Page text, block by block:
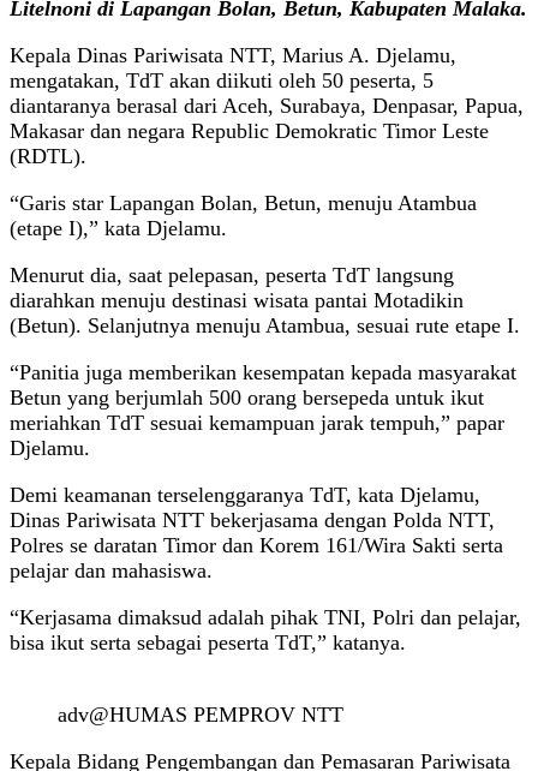
Litelnoni di Lapangan Bolan, Betun, Kabupaten Malaka.
Kepala Dinas Pariwisata NTT, Marius A. Djelamu,
mengatakan, TdT akan diikuti oleh 50 peserta, 5
diantaranya berasal dari Aceh, Surabaya, Denpasar, Papua,
Makasar dan negara Republic Demokratic Timor Leste
(RDTL).
“Garis star Lapangan Bolan, Betun, menuju Atambua
(etape I),” kata Djelamu.
Menurut dia, saat pelepasan, peserta TdT langsung
diarahkan menuju destinasi wisata pantai Motadikin
(Betun). Selanjutnya menuju Atambua, sesuai rute etape I.
“Panitia juga memberikan kesempatan kepada masyarakat
Betun yang berjumlah 500 orang bersepeda untuk ikut
meriahkan TdT sesuai kemampuan jarak tempuh,” papar
Djelamu.
Demi keamanan terselenggaranya TdT, kata Djelamu,
Dinas Pariwisata NTT bekerjasama dengan Polda NTT,
Polres se daratan Timor dan Korem 161/Wira Sakti serta
pelajar dan mahasiswa.
“Kerjasama dimaksud adalah pihak TNI, Polri dan pelajar,
bisa ikut serta sebagai peserta TdT,” katanya.
adv@HUMAS PEMPROV NTT
Kepala Bidang Pengembangan dan Pemasaran Pariwisata